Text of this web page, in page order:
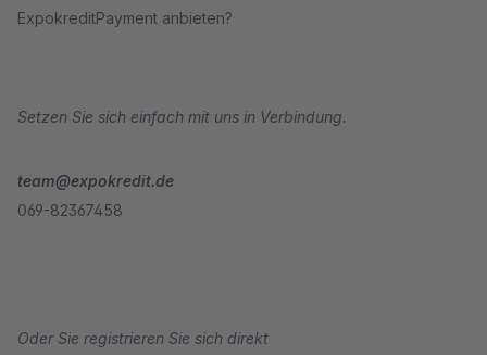
ExpokreditPayment anbieten?
Setzen Sie sich einfach mit uns in Verbindung.
team@expokredit.de
069-82367458
Oder Sie registrieren Sie sich direkt